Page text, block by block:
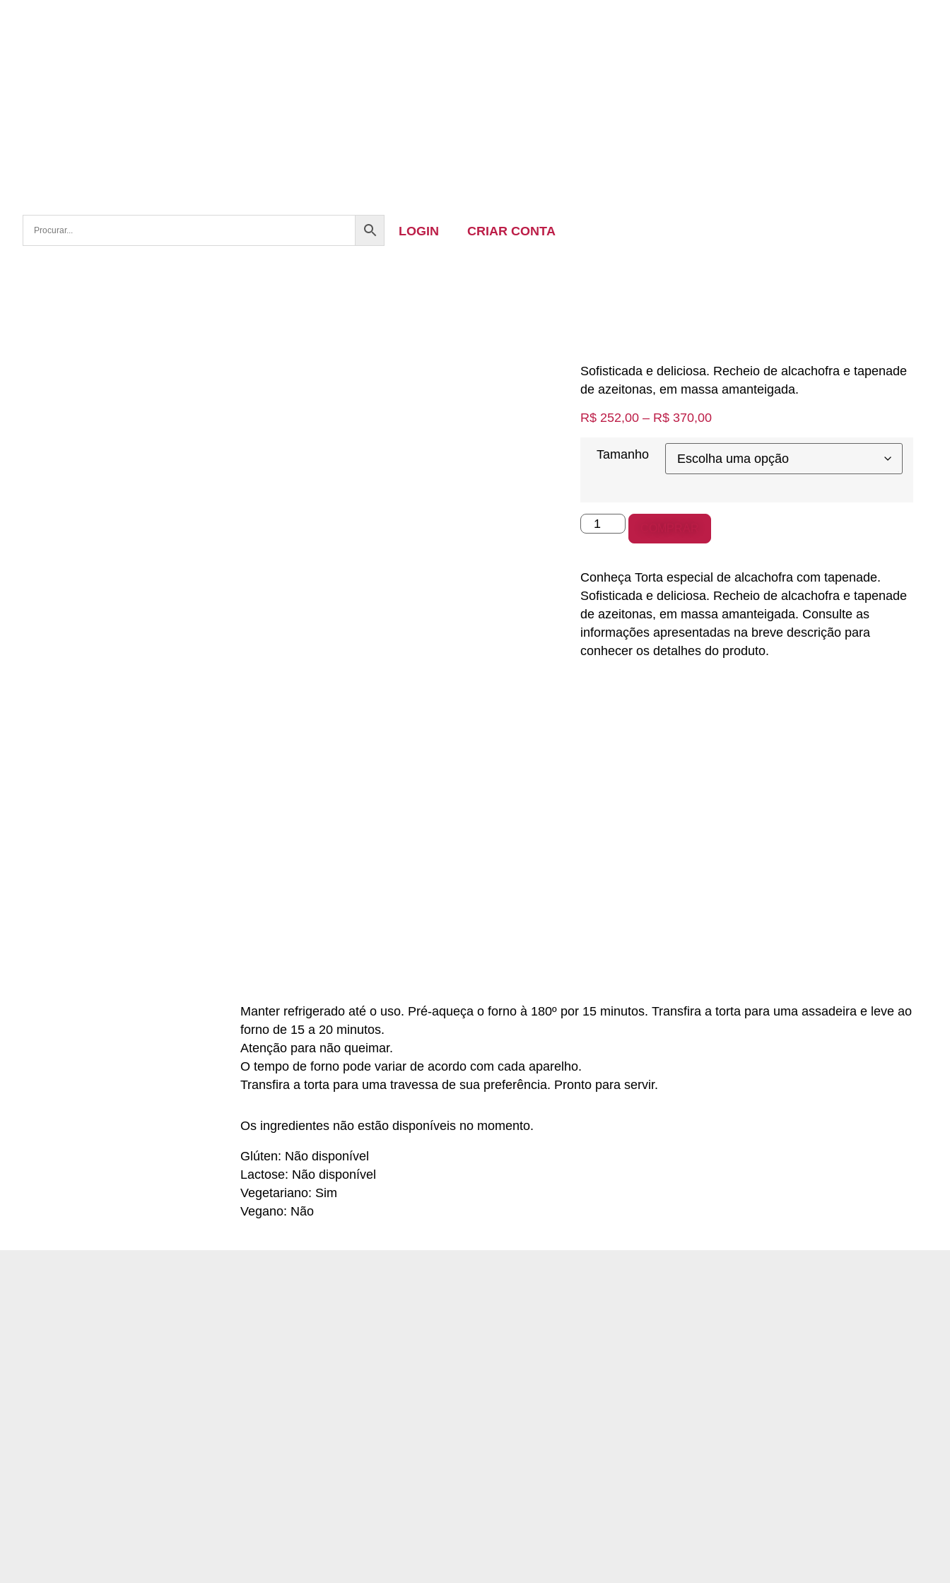
LOGIN CRIAR CONTA
Sofisticada e deliciosa. Recheio de alcachofra e tapenade
de azeitonas, em massa amanteigada.
R$252,00 – R$370,00
Tamanho
Conheça Torta especial de alcachofra com tapenade.
Sofisticada e deliciosa. Recheio de alcachofra e tapenade
de azeitonas, em massa amanteigada. Consulte as
informações apresentadas na breve descrição para
conhecer os detalhes do produto.
Manter refrigerado até o uso. Pré-aqueça o forno à 180º por 15 minutos. Transfira a torta para uma assadeira e leve ao
forno de 15 a 20 minutos.
Atenção para não queimar.
O tempo de forno pode variar de acordo com cada aparelho.
Transfira a torta para uma travessa de sua preferência. Pronto para servir.
Os ingredientes não estão disponíveis no momento.
Glúten: Não disponível
Lactose: Não disponível
Vegetariano: Sim
Vegano: Não